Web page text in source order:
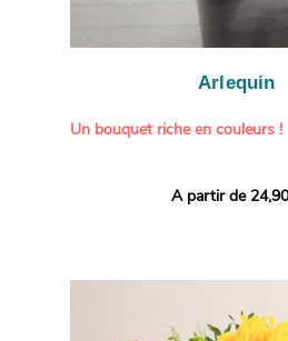
Arlequin
Un bouquet riche en couleurs !
vives pour un effet vitaminé
'Tropical Amazone' et 'Wild
A partir de